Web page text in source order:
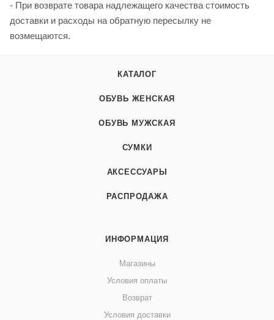
- При возврате товара надлежащего качества стоимость
доставки и расходы на обратную пересылку не
возмещаются.
КАТАЛОГ
ОБУВЬ ЖЕНСКАЯ
ОБУВЬ МУЖСКАЯ
СУМКИ
АКСЕССУАРЫ
РАСПРОДАЖА
ИНФОРМАЦИЯ
Магазины
Условия оплаты
Возврат
Условия доставки